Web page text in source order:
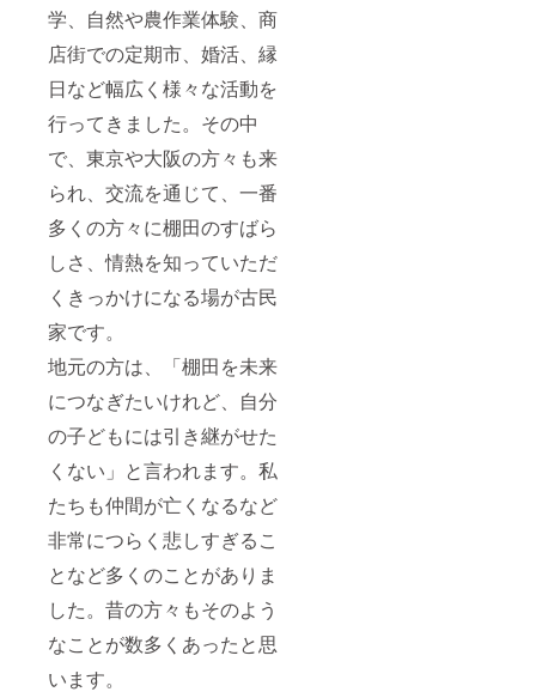
学、自然や農作業体験、商
店街での定期市、婚活、縁
日など幅広く様々な活動を
行ってきました。その中
で、東京や大阪の方々も来
られ、交流を通じて、一番
多くの方々に棚田のすばら
しさ、情熱を知っていただ
くきっかけになる場が古民
家です。
地元の方は、「棚田を未来
につなぎたいけれど、自分
の子どもには引き継がせた
くない」と言われます。私
たちも仲間が亡くなるなど
非常につらく悲しすぎるこ
となど多くのことがありま
した。昔の方々もそのよう
なことが数多くあったと思
います。